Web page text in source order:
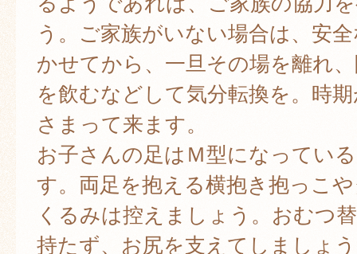
う。ご家族がいない場合は、安
かせてから、一旦その場を離れ
を飲むなどして気分転換を。時
さまって来ます。
お子さんの足はＭ型になってい
す。両足を抱える横抱き抱っこ
くるみは控えましょう。おむつ
持たず、お尻を支えてしましょ